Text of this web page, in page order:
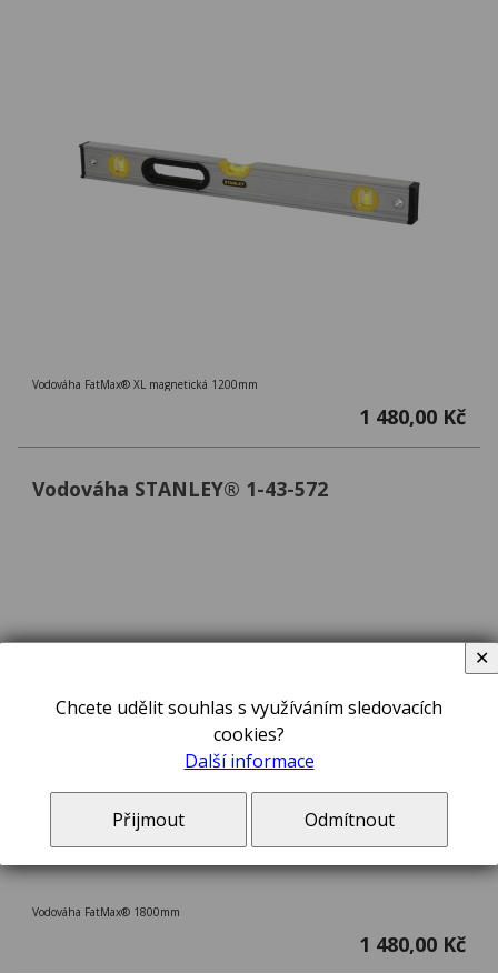
Vodováha FatMax® XL magnetická 1200mm
1 480,00 Kč
Vodováha STANLEY® 1-43-572
Vodováha FatMax® 1800mm
1 480,00 Kč
Chcete udělit souhlas s využíváním sledovacích
cookies?
Další informace
Přijmout Odmítnout
✕